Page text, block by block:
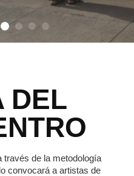
DEL
través de la metodología
convocará a artistas de